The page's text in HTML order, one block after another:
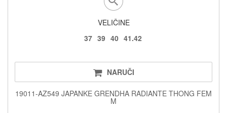
VELIČINE
37 39 40 41.42
NARUČI
19011-AZ549 JAPANKE GRENDHA RADIANTE THONG FEM
M